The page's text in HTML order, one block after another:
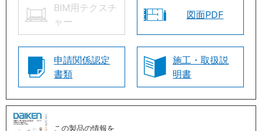
BIM用テクスチ
ャー
図面PDF
申請関係認定
書類
施工・取扱説
明書
この製品の情報を